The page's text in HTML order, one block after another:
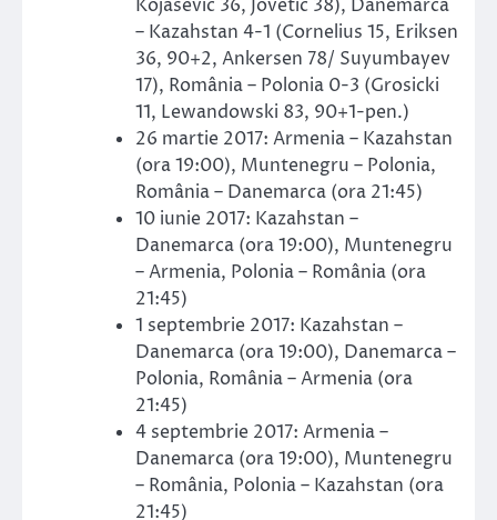
Kojašević 36, Jovetić 38), Danemarca
– Kazahstan 4-1 (Cornelius 15, Eriksen
36, 90+2, Ankersen 78/ Suyumbayev
17), România – Polonia 0-3 (Grosicki
11, Lewandowski 83, 90+1-pen.)
26 martie 2017: Armenia – Kazahstan
(ora 19:00), Muntenegru – Polonia,
România – Danemarca (ora 21:45)
10 iunie 2017: Kazahstan –
Danemarca (ora 19:00), Muntenegru
– Armenia, Polonia – România (ora
21:45)
1 septembrie 2017: Kazahstan –
Danemarca (ora 19:00), Danemarca –
Polonia, România – Armenia (ora
21:45)
4 septembrie 2017: Armenia –
Danemarca (ora 19:00), Muntenegru
– România, Polonia – Kazahstan (ora
21:45)